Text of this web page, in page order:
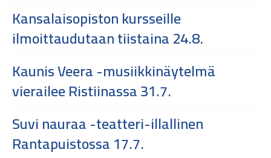
Kansalaisopiston kursseille
ilmoittaudutaan tiistaina 24.8.
Kaunis Veera -musiikkinäytelmä
vierailee Ristiinassa 31.7.
Suvi nauraa -teatteri-illallinen
Rantapuistossa 17.7.